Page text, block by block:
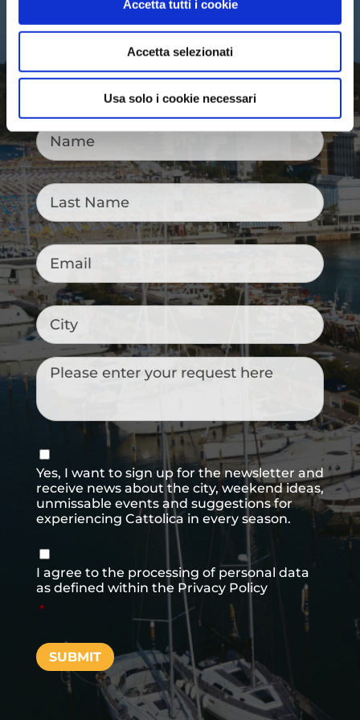
Accetta tutti i cookie
Accetta selezionati
Usa solo i cookie necessari
Name *
Last
Name *
Email *
City
Messaggio
Consenso
newsletter
Yes, I want to sign up for the newsletter and
receive news about the city, weekend ideas,
unmissable events and suggestions for
experiencing Cattolica in every season.
Consenso
I agree to the processing of personal data
as defined within the Privacy Policy
*
SUBMIT